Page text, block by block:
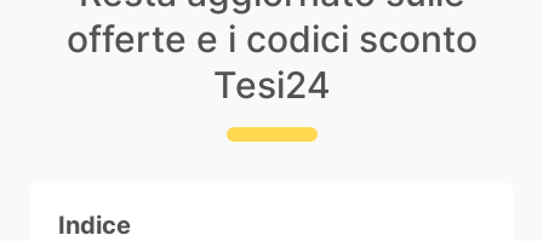
offerte e i codici sconto
Tesi24
Indice